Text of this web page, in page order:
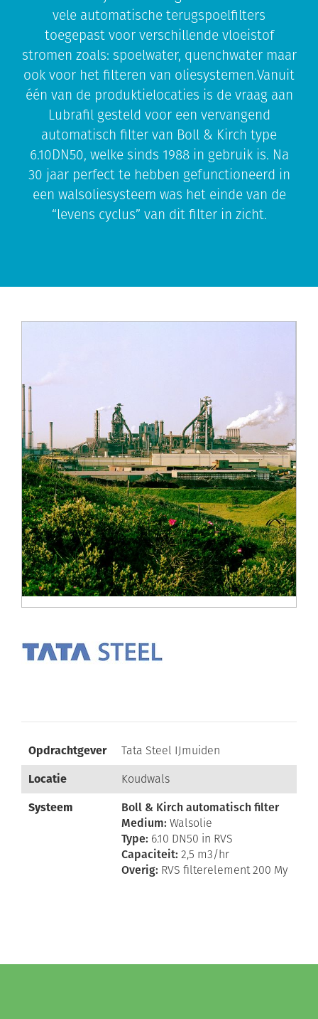
vele automatische terugspoelfilters
toegepast voor verschillende vloeistof
stromen zoals: spoelwater, quenchwater maar
ook voor het filteren van oliesystemen.Vanuit
één van de produktielocaties is de vraag aan
Lubrafil gesteld voor een vervangend
automatisch filter van Boll & Kirch type
6.10DN50, welke sinds 1988 in gebruik is. Na
30 jaar perfect te hebben gefunctioneerd in
een walsoliesysteem was het einde van de
“levens cyclus” van dit filter in zicht.
Opdrachtgever
Tata Steel IJmuiden
Locatie
Koudwals
Systeem
Boll & Kirch automatisch filter
Medium: Walsolie
Type: 6.10 DN50 in RVS
Capaciteit: 2,5 m3/hr
Overig: RVS filterelement 200 My